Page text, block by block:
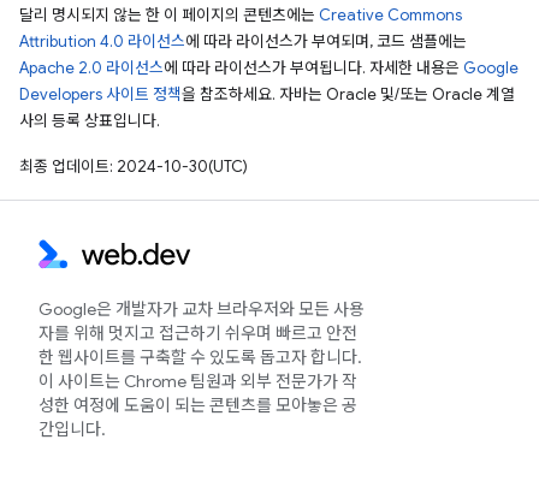
달리 명시되지 않는 한 이 페이지의 콘텐츠에는 Creative Commons
Attribution 4.0 라이선스에 따라 라이선스가 부여되며, 코드 샘플에는
Apache 2.0 라이선스에 따라 라이선스가 부여됩니다. 자세한 내용은 Google
Developers 사이트 정책을 참조하세요. 자바는 Oracle 및/또는 Oracle 계열
사의 등록 상표입니다.
최종 업데이트: 2024-10-30(UTC)
Google은 개발자가 교차 브라우저와 모든 사용
자를 위해 멋지고 접근하기 쉬우며 빠르고 안전
한 웹사이트를 구축할 수 있도록 돕고자 합니다.
이 사이트는 Chrome 팀원과 외부 전문가가 작
성한 여정에 도움이 되는 콘텐츠를 모아놓은 공
간입니다.